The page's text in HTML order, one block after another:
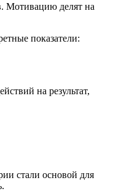
Мотивацию делят на
показатели:
на результат,
стали основой для